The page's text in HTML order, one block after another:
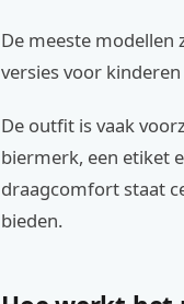
De meeste modellen
versies voor
De outfit is vaak
biermerk, een etiket
draagcomfort staat
bieden.